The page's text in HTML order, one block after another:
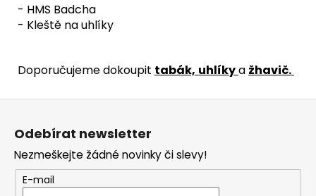
- HMS Badcha
- Kleště na uhlíky
Doporučujeme dokoupit tabák, uhlíkya žhavič.
Odebírat newsletter
Nezmeškejte žádné novinky či slevy!
E-mail